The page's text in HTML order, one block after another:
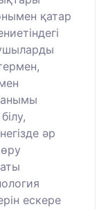
қатар
әр
ескере